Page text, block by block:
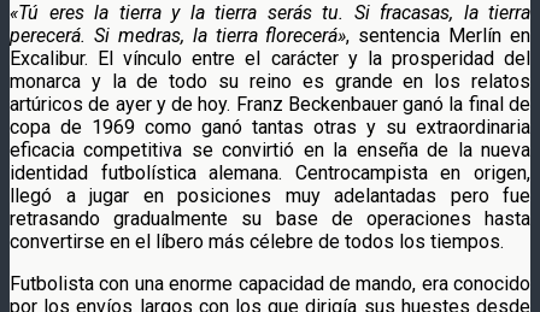
«Tú eres la tierra y la tierra serás tu. Si fracasas, la tierra
perecerá. Si medras, la tierra florecerá», sentencia Merlín en
Excalibur. El vínculo entre el carácter y la prosperidad del
monarca y la de todo su reino es grande en los relatos
artúricos de ayer y de hoy. Franz Beckenbauer ganó la final de
copa de 1969 como ganó tantas otras y su extraordinaria
eficacia competitiva se convirtió en la enseña de la nueva
identidad futbolística alemana. Centrocampista en origen,
llegó a jugar en posiciones muy adelantadas pero fue
retrasando gradualmente su base de operaciones hasta
convertirse en el líbero más célebre de todos los tiempos.
Futbolista con una enorme capacidad de mando, era conocido
por los envíos largos con los que dirigía sus huestes desde